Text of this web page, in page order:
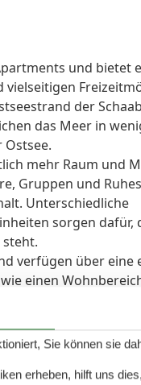
und bietet
vielseitigen
der
das Meer in
mehr Raum und
Gruppen und
Unterschiedliche
sorgen dafür,
verfügen über eine
einen
zur
eine Kaffee-
steht auf dem
zur
den Aufenthalt ab.
Sie können sie
erheben, hilft uns